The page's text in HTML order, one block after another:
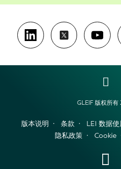
GLEIF 版权所有
版本说明 条款 LEI 数据
隐私政策
Cookie